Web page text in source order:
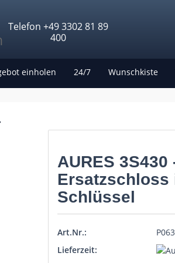
Telefon +49 3302 81 89
400
einholen 24/7 Wunschkiste
AURES 3S430
Ersatzschloss
Schlüssel
Art.Nr.:
Lieferzeit: